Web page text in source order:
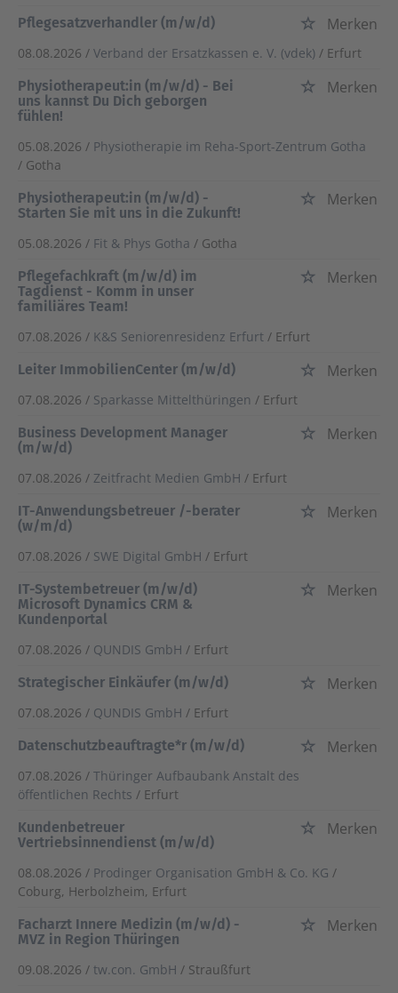
Pflegesatzverhandler (m/w/d)
Merken
08.08.2026 / Verband der Ersatzkassen e. V. (vdek) / Erfurt
Physiotherapeut:in (m/w/d) - Bei
uns kannst Du Dich geborgen
fühlen!
Merken
05.08.2026 / Physiotherapie im Reha-Sport-Zentrum Gotha
/ Gotha
Physiotherapeut:in (m/w/d) -
Starten Sie mit uns in die Zukunft!
Merken
05.08.2026 / Fit & Phys Gotha / Gotha
Pflegefachkraft (m/w/d) im
Tagdienst - Komm in unser
familiäres Team!
Merken
07.08.2026 / K&S Seniorenresidenz Erfurt / Erfurt
Leiter ImmobilienCenter (m/w/d)
Merken
07.08.2026 / Sparkasse Mittelthüringen / Erfurt
Business Development Manager
(m/w/d)
Merken
07.08.2026 / Zeitfracht Medien GmbH / Erfurt
IT-Anwendungsbetreuer /-berater
(w/m/d)
Merken
07.08.2026 / SWE Digital GmbH / Erfurt
IT-Systembetreuer (m/w/d)
Microsoft Dynamics CRM &
Kundenportal
Merken
07.08.2026 / QUNDIS GmbH / Erfurt
Strategischer Einkäufer (m/w/d)
Merken
07.08.2026 / QUNDIS GmbH / Erfurt
Datenschutzbeauftragte*r (m/w/d)
Merken
07.08.2026 / Thüringer Aufbaubank Anstalt des
öffentlichen Rechts / Erfurt
Kundenbetreuer
Vertriebsinnendienst (m/w/d)
Merken
08.08.2026 / Prodinger Organisation GmbH & Co. KG /
Coburg, Herbolzheim, Erfurt
Facharzt Innere Medizin (m/w/d) -
MVZ in Region Thüringen
Merken
09.08.2026 / tw.con. GmbH / Straußfurt